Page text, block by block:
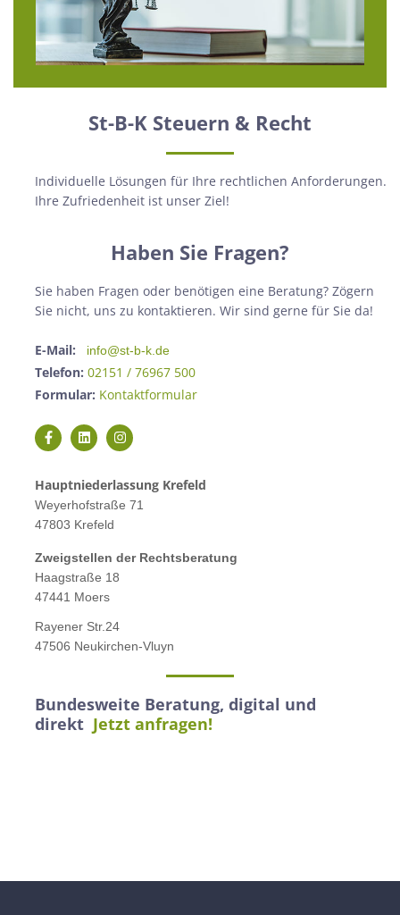
St-B-K Steuern & Recht
Individuelle Lösungen für Ihre rechtlichen Anforderungen.
Ihre Zufriedenheit ist unser Ziel!
Haben Sie Fragen?
Sie haben Fragen oder benötigen eine Beratung? Zögern
Sie nicht, uns zu kontaktieren. Wir sind gerne für Sie da!
E-Mail: info@st-b-k.de
Telefon: 02151 / 76967 500
Formular: Kontaktformular
Hauptniederlassung Krefeld
Weyerhofstraße 71
47803 Krefeld
Zweigstellen der Rechtsberatung
Haagstraße 18
47441 Moers
Rayener Str.24
47506 Neukirchen-Vluyn
Bundesweite Beratung, digital und
direkt Jetzt anfragen!